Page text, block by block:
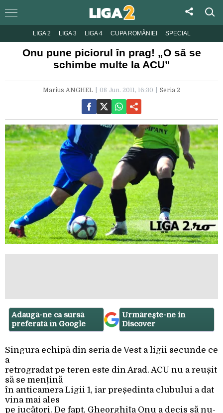
LIGA 2 LIGA 3 LIGA 4 CUPA ROMÂNIEI SPECIAL
Onu pune piciorul în prag! „O să se
schimbe multe la ACU”
Marius ANGHEL 08 Jun. 2011, 16:30 Seria 2
Adaugă-ne ca sursă
preferată în Google
Urmărește-ne in
Discover
Singura echipă din seria de Vest a ligii secunde ce
a
retrogradat pe teren este din Arad. ACU nu a reușit
să se mențină
în anticamera Ligii 1, iar președinta clubului a dat
vina mai ales
pe jucători. De fapt, Gheorghița Onu a decis să nu-